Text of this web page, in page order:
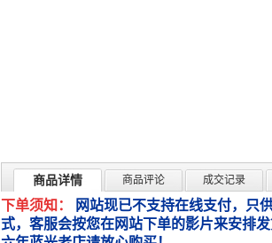
商品详情 商品评论 成交记录
下单须知：
网站现已不支持在线支付，只
式，客服会按您在网站下单的影片来安排